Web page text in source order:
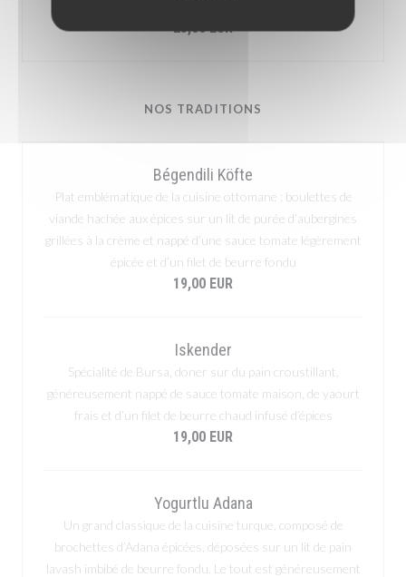
23,00 EUR
NOS TRADITIONS
Bégendili Köfte
Plat emblématique de la cuisine ottomane : boulettes de
viande hachée aux épices sur un lit de purée d’aubergines
grillées à la crème et nappé d’une sauce tomate légèrement
épicée et d’un filet de beurre fondu
19,00 EUR
Iskender
Spécialité de Bursa, doner sur du pain croustillant,
généreusement nappé de sauce tomate maison, de yaourt
frais et d’un filet de beurre chaud infusé d’épices
19,00 EUR
Yogurtlu Adana
Un grand classique de la cuisine turque, composé de
brochettes d’Adana épicées, déposées sur un lit de pain
lavash imbibé de beurre fondu. Le tout est généreusement